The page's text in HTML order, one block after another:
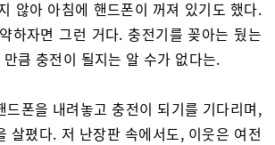
않아 아침에 핸드폰이 꺼져 있기도 했다.
하자면 그런 거다. 충전기를 꽂아는 뒀는
큼 충전이 될지는 알 수가 없다는.
드폰을 내려놓고 충전이 되기를 기다리며,
살폈다. 저 난장판 속에서도, 이웃은 여전